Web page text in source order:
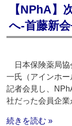
【NPhA】
へ‐首藤新
日本保険薬局協
一氏（アインホ
記者会見し、
社だった会員企
続きを読む »